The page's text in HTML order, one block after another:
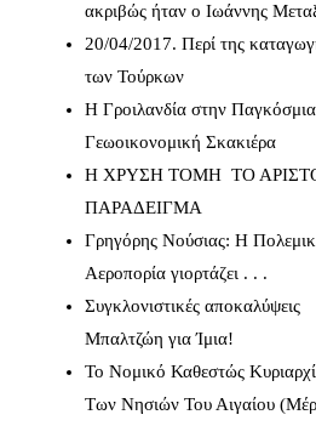
ακριβώς ήταν ο Ιωάννης
20/04/2017. Περί της
των Τούρκων
Η Γροιλανδία στην Παγκόσμια
Γεωοικονομική Σκακιέρα
Η ΧΡΥΣΗ ΤΟΜΗ ΤΟ
ΠΑΡΑΔΕΙΓΜΑ
Γρηγόρης Νούσιας: Η
Αεροπορία γιορτάζει . . .
Συγκλονιστικές αποκαλύψεις
Μπαλτζώη για Ίμια!
Το Νομικό Καθεστώς
Των Νησιών Του Αιγαίου